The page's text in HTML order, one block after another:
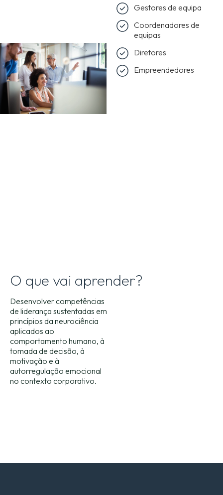
Gestores de equipa
Coordenadores de
equipas
Diretores
Empreendedores
O que vai aprender?
Desenvolver competências
de liderança sustentadas em
princípios da neurociência
aplicados ao
comportamento humano, à
tomada de decisão, à
motivação e à
autorregulação emocional
no contexto corporativo.